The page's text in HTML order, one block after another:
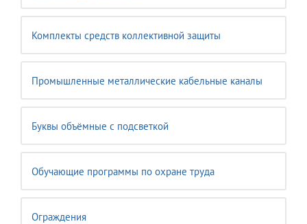
Комплекты средств коллективной защиты
Промышленные металлические кабельные каналы
Буквы объёмные с подсветкой
Обучающие программы по охране труда
Ограждения